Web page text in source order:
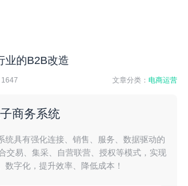
业的B2B改造
1647 文章分类：电商运营
商务系统
统具有强化连接、销售、服务、数据驱动的
交易、集采、自营联营、授权等模式，实现
数字化，提升效率、降低成本！